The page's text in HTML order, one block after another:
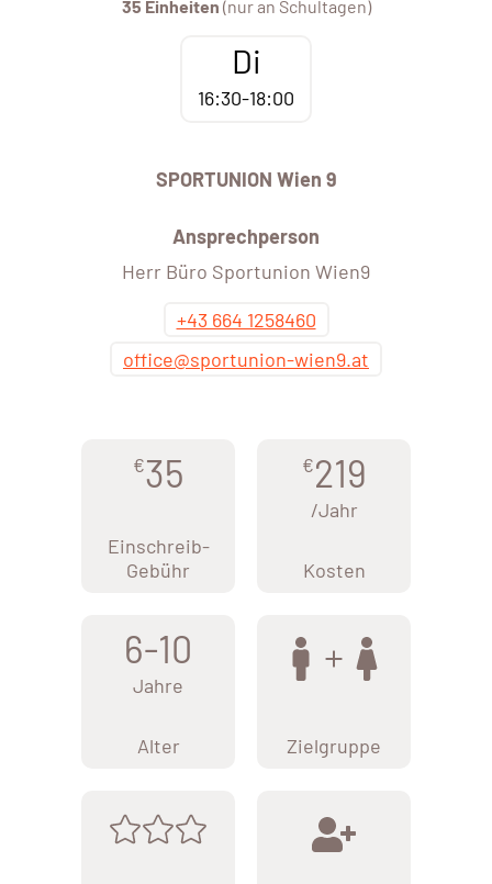
35 Einheiten (nur an Schultagen)
Di
16:30-18:00
SPORTUNION Wien 9
Ansprechperson
Herr Büro Sportunion Wien9
+43 664 1258460
office@sportunion-wien9.at
€35
Einschreib-
Gebühr
€219
/Jahr
Kosten
6-10
Jahre
Alter Zielgruppe